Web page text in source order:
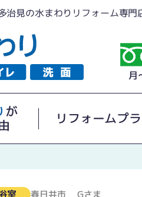
治見の水まわりリフォーム専門
月
が
リフォームプ
室 春日井市 Gさま